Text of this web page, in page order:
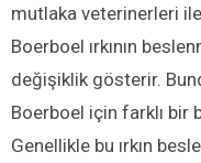
mutlaka veterinerleri
Boerboel ırkının
değişiklik gösterir.
Boerboel için farklı bir
Genellikle bu ırkın